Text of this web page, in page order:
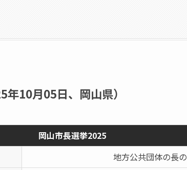
10月05日、岡山県）
岡山市長選挙2025
地方公共団体の長